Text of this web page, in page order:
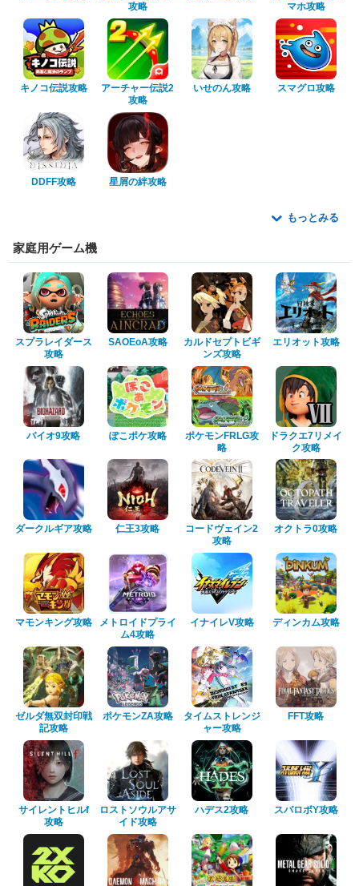
攻略
マホ攻略
キノコ伝説攻略
アーチャー伝説2
攻略
いせのん攻略 スマグロ攻略
DDFF攻略 星屑の絆攻略
もっとみる
家庭用ゲーム機
スプラレイダース
攻略
SAOEoA攻略
カルドセプトビギ
ンズ攻略
エリオット攻略
バイオ9攻略 ぽこポケ攻略
ポケモンFRLG攻
略
ドラクエ7リメイ
ク攻略
ダークルギア攻略 仁王3攻略
コードヴェイン2
攻略
オクトラ0攻略
マモンキング攻略
メトロイドプライ
ム4攻略
イナイレV攻略 ディンカム攻略
ゼルダ無双封印戦
記攻略
ポケモンZA攻略
タイムストレンジ
ャー攻略
FFT攻略
サイレントヒルf
攻略
ロストソウルアサ
イド攻略
ハデス2攻略 スパロボY攻略